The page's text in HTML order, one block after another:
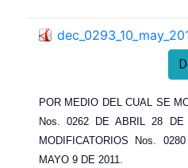
POR MEDIO DEL CUAL SE
Nos. 0262 DE ABRIL 28 DE
MODIFICATORIOS Nos.
MAYO 9 DE 2011.